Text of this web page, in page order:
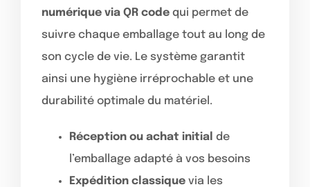
numérique via QR code qui permet de
suivre chaque emballage tout au long de
son cycle de vie. Le système garantit
ainsi une hygiène irréprochable et une
durabilité optimale du matériel.
Réception ou achat initial de
l’emballage adapté à vos besoins
Expédition classique via les